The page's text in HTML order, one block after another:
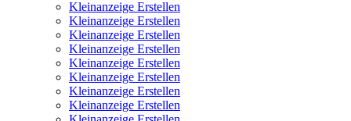
Kleinanzeige Erstellen
Kleinanzeige Erstellen
Kleinanzeige Erstellen
Kleinanzeige Erstellen
Kleinanzeige Erstellen
Kleinanzeige Erstellen
Kleinanzeige Erstellen
Kleinanzeige Erstellen